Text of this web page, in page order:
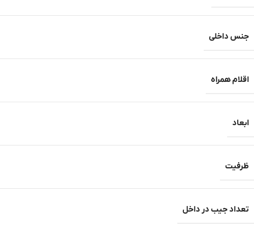
جنس داخلی
اقلام همراه
ابعاد
ظرفیت
تعداد جیب در داخل